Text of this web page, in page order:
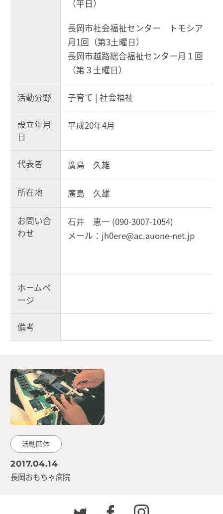
（平日）
長岡市社会福祉センター トモシア
月1回（第3土曜日）
長岡市越路総合福祉センター月１回
（第３土曜日）
活動分野 子育て | 社会福祉
設立年月
日
平成20年4月
代表者 廣島 久雄
所在地 廣島 久雄
お問い合
わせ
石井 恵一 (090-3007-1054)
メール：jh0ere@ac.auone-net.jp
ホームペ
ージ
備考
活動団体
2017.04.14
長岡おもちゃ病院